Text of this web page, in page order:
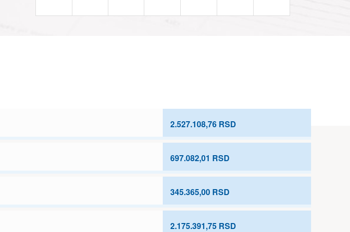
2.527.108,76 RSD
697.082,01 RSD
345.365,00 RSD
2.175.391,75 RSD